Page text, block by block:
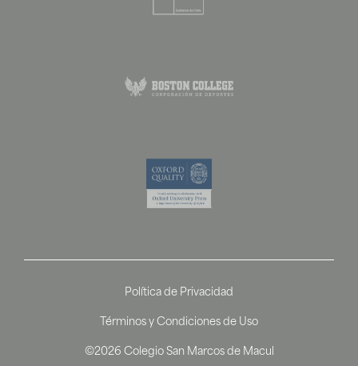
©2026 Colegio San Marcos de Macul
Política de Privacidad
Términos y Condiciones de Uso